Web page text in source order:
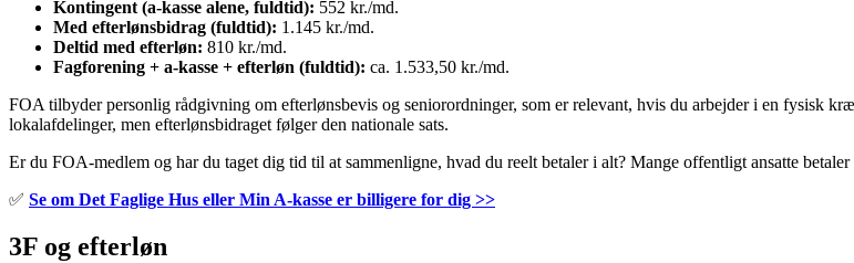
Kontingent (a-kasse alene, fuldtid): 552 kr./md.
Med efterlønsbidrag (fuldtid): 1.145 kr./md.
Deltid med efterløn: 810 kr./md.
Fagforening + a-kasse + efterløn (fuldtid): ca. 1.533,50 kr./md.
FOA tilbyder personlig rådgivning om efterlønsbevis og seniorordninger, som er relevant, hvis du arbejder i en fysisk
lokalafdelinger, men efterlønsbidraget følger den nationale sats.
Er du FOA-medlem og har du taget dig tid til at sammenligne, hvad du reelt betaler i alt? Mange offentligt ansatte betaler
✅ Se om Det Faglige Hus eller Min A-kasse er billigere for dig >>
3F og efterløn